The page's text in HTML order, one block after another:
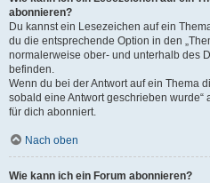
abonnieren?
Du kannst ein Lesezeichen auf ein
du die entsprechende Option in den
normalerweise ober- und unterhalb des
befinden.
Wenn du bei der Antwort auf ein Thema
sobald eine Antwort geschrieben
für dich abonniert.
Nach oben
Wie kann ich ein Forum abonnieren?